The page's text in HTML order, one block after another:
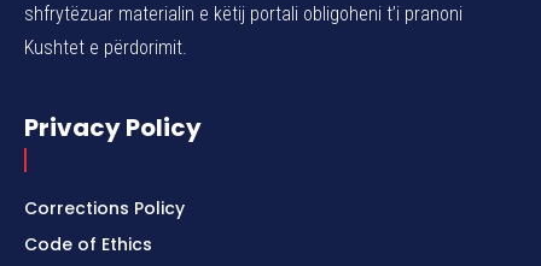
shfrytëzuar materialin e këtij portali obligoheni t’i pranoni
Kushtet e përdorimit.
Privacy Policy
Corrections Policy
Code of Ethics